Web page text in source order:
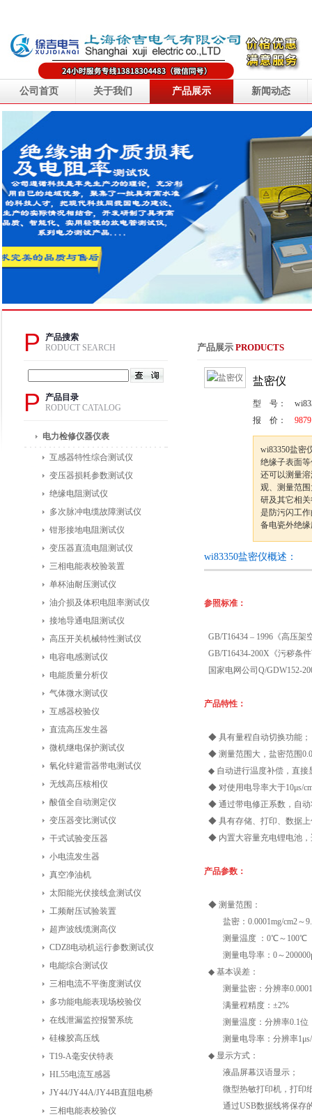
公司首页 关于我们 产品展示 新闻动态
P
产品搜索
RODUCT SEARCH
P
产品目录
RODUCT CATALOG
电力检修仪器仪表
互感器特性综合测试仪
变压器损耗参数测试仪
绝缘电阻测试仪
多次脉冲电缆故障测试仪
钳形接地电阻测试仪
变压器直流电阻测试仪
三相电能表校验装置
单杯油耐压测试仪
油介损及体积电阻率测试仪
接地导通电阻测试仪
高压开关机械特性测试仪
电容电感测试仪
电能质量分析仪
气体微水测试仪
互感器校验仪
直流高压发生器
微机继电保护测试仪
氧化锌避雷器带电测试仪
无线高压核相仪
酸值全自动测定仪
变压器变比测试仪
干式试验变压器
小电流发生器
真空净油机
太阳能光伏接线盒测试仪
工频耐压试验装置
超声波线缆测高仪
CDZ8电动机运行参数测试仪
电能综合测试仪
三相电流不平衡度测试仪
多功能电能表现场校验仪
在线泄漏监控报警系统
硅橡胶高压线
T19-A毫安伏特表
HL55电流互感器
JY44/JY44A/JY44B直阻电桥
三相电能表校验仪
产品展示 PRODUCTS
盐密仪
型 号：
报 价：
9879
wi83350盐密
绝缘子表面
还可以测量
观、测量范
研及其它相
是防污闪工
备电瓷外绝
wi83350盐密仪概述：
参照标准：
GB/T16434 – 1996《高压
GB/T16434-200X《污秽条
国家电网公司Q/GDW152-
产品特性：
◆ 具有量程自动切换功能；
◆ 测量范围大，盐密范围
◆ 自动进行温度补偿，直接
◆ 对使用电导率大于10μs/
◆ 通过带电修正系数，自动
◆ 具有存储、打印、数据上
◆ 内置大容量充电锂电池
产品参数：
◆ 测量范围：
盐密：0.0001mg/cm2～
测量温度 ：0℃～100℃
测量电导率：0～
◆ 基本误差：
测量盐密：分辨率
满量程精度：±2%
测量温度：分辨率0.1位
测量电导率：分辨率1μs/
◆ 显示方式：
液晶屏幕汉语显示；
微型热敏打印机，打印
通过USB数据线将保存